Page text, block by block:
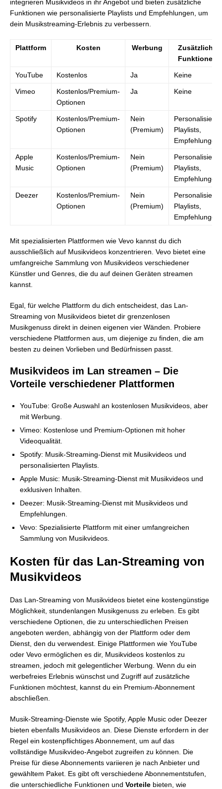
integrieren Musikvideos in ihr Angebot und bieten zusätzliche
Funktionen wie personalisierte Playlists und Empfehlungen, um
dein Musikstreaming-Erlebnis zu verbessern.
Plattform Kosten Werbung
Zusätzliche
Funktionen
YouTube Kostenlos Ja Keine
Vimeo
Kostenlos/Premium-
Optionen
Ja Keine
Spotify
Kostenlos/Premium-
Optionen
Nein
(Premium)
Personalisierte
Playlists,
Empfehlungen
Apple
Music
Kostenlos/Premium-
Optionen
Nein
(Premium)
Personalisierte
Playlists,
Empfehlungen
Deezer
Kostenlos/Premium-
Optionen
Nein
(Premium)
Personalisierte
Playlists,
Empfehlungen
Mit spezialisierten Plattformen wie Vevo kannst du dich
ausschließlich auf Musikvideos konzentrieren. Vevo bietet eine
umfangreiche Sammlung von Musikvideos verschiedener
Künstler und Genres, die du auf deinen Geräten streamen
kannst.
Egal, für welche Plattform du dich entscheidest, das Lan-
Streaming von Musikvideos bietet dir grenzenlosen
Musikgenuss direkt in deinen eigenen vier Wänden. Probiere
verschiedene Plattformen aus, um diejenige zu finden, die am
besten zu deinen Vorlieben und Bedürfnissen passt.
Musikvideos im Lan streamen – Die
Vorteile verschiedener Plattformen
YouTube: Große Auswahl an kostenlosen Musikvideos, aber
mit Werbung.
Vimeo: Kostenlose und Premium-Optionen mit hoher
Videoqualität.
Spotify: Musik-Streaming-Dienst mit Musikvideos und
personalisierten Playlists.
Apple Music: Musik-Streaming-Dienst mit Musikvideos und
exklusiven Inhalten.
Deezer: Musik-Streaming-Dienst mit Musikvideos und
Empfehlungen.
Vevo: Spezialisierte Plattform mit einer umfangreichen
Sammlung von Musikvideos.
Kosten für das Lan-Streaming von
Musikvideos
Das Lan-Streaming von Musikvideos bietet eine kostengünstige
Möglichkeit, stundenlangen Musikgenuss zu erleben. Es gibt
verschiedene Optionen, die zu unterschiedlichen Preisen
angeboten werden, abhängig von der Plattform oder dem
Dienst, den du verwendest. Einige Plattformen wie YouTube
oder Vevo ermöglichen es dir, Musikvideos kostenlos zu
streamen, jedoch mit gelegentlicher Werbung. Wenn du ein
werbefreies Erlebnis wünschst und Zugriff auf zusätzliche
Funktionen möchtest, kannst du ein Premium-Abonnement
abschließen.
Musik-Streaming-Dienste wie Spotify, Apple Music oder Deezer
bieten ebenfalls Musikvideos an. Diese Dienste erfordern in der
Regel ein kostenpflichtiges Abonnement, um auf das
vollständige Musikvideo-Angebot zugreifen zu können. Die
Preise für diese Abonnements variieren je nach Anbieter und
gewähltem Paket. Es gibt oft verschiedene Abonnementstufen,
die unterschiedliche Funktionen und Vorteile bieten, wie